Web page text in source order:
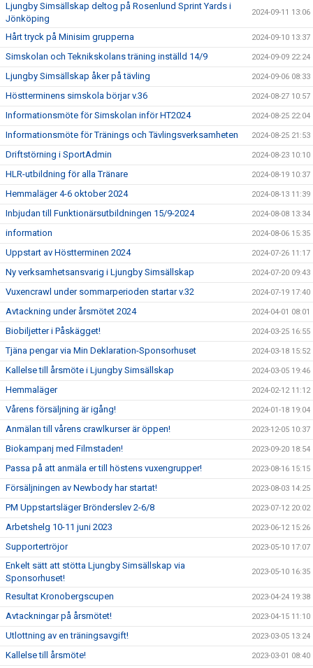
Ljungby Simsällskap deltog på Rosenlund Sprint Yards i
Jönköping
2024-09-11 13:06
Hårt tryck på Minisim grupperna 2024-09-10 13:37
Simskolan och Teknikskolans träning inställd 14/9 2024-09-09 22:24
Ljungby Simsällskap åker på tävling 2024-09-06 08:33
Höstterminens simskola börjar v.36 2024-08-27 10:57
Informationsmöte för Simskolan inför HT2024 2024-08-25 22:04
Informationsmöte för Tränings och Tävlingsverksamheten 2024-08-25 21:53
Driftstörning i SportAdmin 2024-08-23 10:10
HLR-utbildning för alla Tränare 2024-08-19 10:37
Hemmaläger 4-6 oktober 2024 2024-08-13 11:39
Inbjudan till Funktionärsutbildningen 15/9-2024 2024-08-08 13:34
information 2024-08-06 15:35
Uppstart av Höstterminen 2024 2024-07-26 11:17
Ny verksamhetsansvarig i Ljungby Simsällskap 2024-07-20 09:43
Vuxencrawl under sommarperioden startar v.32 2024-07-19 17:40
Avtackning under årsmötet 2024 2024-04-01 08:01
Biobiljetter i Påskägget! 2024-03-25 16:55
Tjäna pengar via Min Deklaration-Sponsorhuset 2024-03-18 15:52
Kallelse till årsmöte i Ljungby Simsällskap 2024-03-05 19:46
Hemmaläger 2024-02-12 11:12
Vårens försäljning är igång! 2024-01-18 19:04
Anmälan till vårens crawlkurser är öppen! 2023-12-05 10:37
Biokampanj med Filmstaden! 2023-09-20 18:54
Passa på att anmäla er till höstens vuxengrupper! 2023-08-16 15:15
Försäljningen av Newbody har startat! 2023-08-03 14:25
PM Uppstartsläger Brönderslev 2-6/8 2023-07-12 20:02
Arbetshelg 10-11 juni 2023 2023-06-12 15:26
Supportertröjor 2023-05-10 17:07
Enkelt sätt att stötta Ljungby Simsällskap via
Sponsorhuset!
2023-05-10 16:35
Resultat Kronobergscupen 2023-04-24 19:38
Avtackningar på årsmötet! 2023-04-15 11:10
Utlottning av en träningsavgift! 2023-03-05 13:24
Kallelse till årsmöte! 2023-03-01 08:40